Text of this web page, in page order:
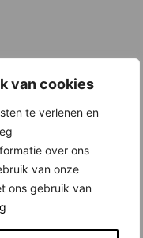
van cookies
te verlenen en
over ons
van onze
ons gebruik van